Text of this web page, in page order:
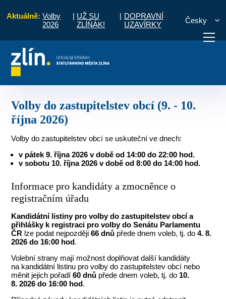
Aktuálně: Volby
2026
| UŽ SU
ZLÍŇÁK!
| DOPRAVNÍ
UZAVÍRKY
Česky
vyřídit Potřebuji zaplatit
Volby do zastupitelstev obcí (9. - 10.
října 2026)
Volby do zastupitelstev obcí se uskuteční ve dnech:
v pátek 9. října 2026 v době od 14:00 do 22:00 hod.
v sobotu 10. října 2026 v době od 8:00 do 14:00 hod.
Informace pro kandidáty a zmocněnce o
registračním úřadu
Kandidátní listiny pro volby do zastupitelstev obcí a
přihlášky k registraci pro volby do Senátu Parlamentu
ČR lze podat nejpozději66 dnů přede dnem voleb, tj. do4. 8.
2026 do 16:00 hod.
Volební strany mají možnost doplňovat další kandidáty
na kandidátní listinu pro volby do zastupitelstev obcí nebo
měnit jejich pořadí60 dnů přede dnem voleb, tj. do 10.
8. 2026 do 16:00 hod.